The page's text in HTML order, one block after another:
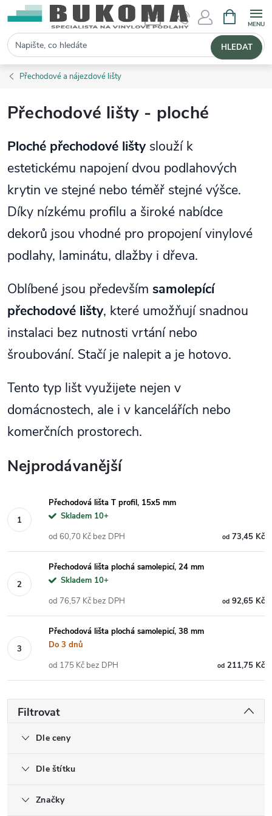
Hledat HLEDAT
Přechodové a nájezdové lišty
Přechodové lišty - ploché
Ploché přechodové lištyslouží k
estetickému napojení dvou podlahových
krytin ve stejné nebo téměř stejné výšce.
Díky nízkému profilu a široké nabídce
dekorů jsou vhodné pro propojení vinylové
podlahy, laminátu, dlažby i dřeva.
Oblíbené jsou především samolepící
přechodové lišty, které umožňují snadnou
instalaci bez nutnosti vrtání nebo
šroubování. Stačí je nalepit a je hotovo.
Tento typ lišt využijete nejen v
domácnostech, ale i v kancelářích nebo
komerčních prostorech.
Nejprodávanější
Přechodová lišta T profil, 15x5 mm
Skladem 10+
od73,45 Kč
od 60,70 Kč bez DPH
Přechodová lišta plochá samolepicí, 24 mm
Skladem 10+
od92,65 Kč
od 76,57 Kč bez DPH
Přechodová lišta plochá samolepicí, 38 mm
Do 3 dnů
od211,75 Kč
od 175 Kč bez DPH
Filtrovat
Dle ceny
Dle štítku
Značky